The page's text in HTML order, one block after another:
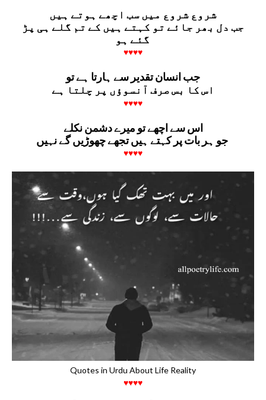
‏شروع شروع میں سب اچھے ہوتے ہیں
جب دل بھر جائے تو کہتے ہیں کے تم گلے ہی پڑ
♥♥♥♥
جب انسان تقدیر سے ہارتا ہے تو
اس کا بس صرف آنسوؤں پر چلتا ہے
♥♥♥♥
اس سے اچھے تو میرے دشمن نکلے
♥♥♥♥
Quotes in Urdu About Life Reality
♥♥♥♥